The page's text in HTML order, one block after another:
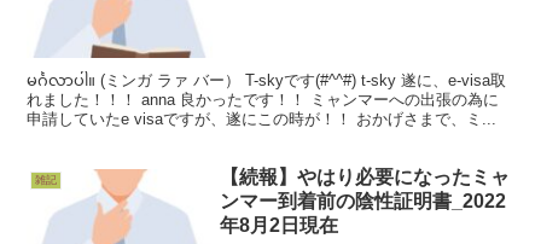
မင်္ဂလာပါ။ (ミンガ ラァ バー） T-skyです(#^^#) t-sky 遂に、e-visa取
れました！！！ anna 良かったです！！ ミャンマーへの出張の為に
申請していたe visaですが、遂にこの時が！！ おかげさまで、ミ...
雑記
【続報】やはり必要になったミャ
ンマー到着前の陰性証明書_2022
年8月2日現在